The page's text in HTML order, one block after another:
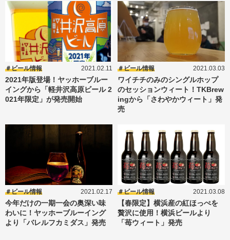
ビール情報 2021.02.11
2021年版登場！ヤッホーブルー
イングから「軽井沢高原ビール 2
021年限定」が発売開始
ビール情報 2021.03.03
ワイチチのみのシングルホップ
のセッションウィート！TKBrew
ingから「さわやかウィート」発
売
ビール情報 2021.02.17
今年だけの一期一会の奥深い味
わいに！ヤッホーブルーイング
より「バレルフカミダス」発売
ビール情報 2021.03.08
【春限定】横浜産の紅ほっぺを
贅沢に使用！横浜ビールより
「苺ウィート」発売